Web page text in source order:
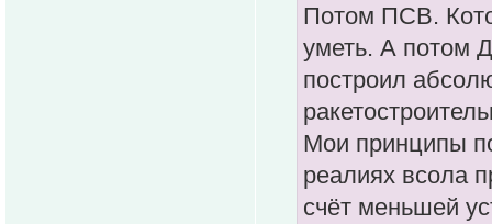
Потом ПСВ.
уметь. А потом
построил
Мои принципы
реалиях всола
счёт меньшей